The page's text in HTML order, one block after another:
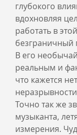
глубокого
вдохновляя
работать в
безграничный
В его
реальным и
что кажется
Точно так же
музыканта,
измерения.